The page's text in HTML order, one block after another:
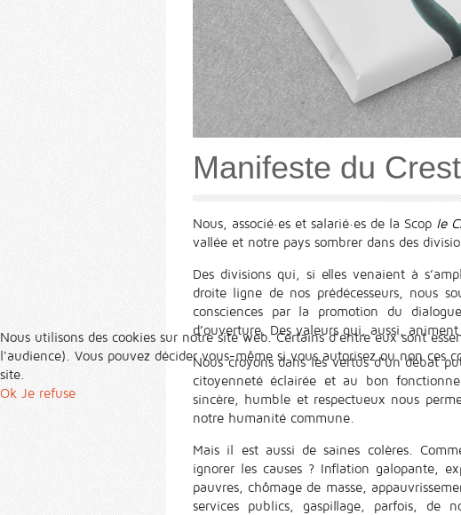
Manifeste du
Nous, associé·es et salarié·es de la Scop le
vallée et notre pays sombrer dans des
Des divisions qui, si elles venaient à
droite ligne de nos prédécesseurs, nous
consciences par la promotion du
d’ouverture. Des valeurs qui, aussi,
Nous croyons dans les vertus d’un débat
citoyenneté éclairée et au bon
sincère, humble et respectueux nous
notre humanité commune.
Mais il est aussi de saines colères.
ignorer les causes ? Inflation galopante,
pauvres, chômage de masse,
services publics, gaspillage, parfois, de
Nous utilisons des cookies sur notre site web. Certains d’entre eux sont
l'audience). Vous pouvez décider vous-même si vous autorisez ou non
site.
Ok Je refuse